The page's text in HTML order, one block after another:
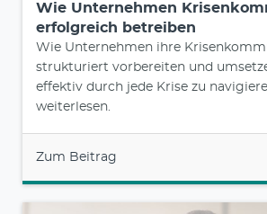
Wie Unternehmen
erfolgreich betreiben
Wie Unternehmen ihre
strukturiert vorbereiten und
effektiv durch jede Krise zu
weiterlesen.
Zum Beitrag